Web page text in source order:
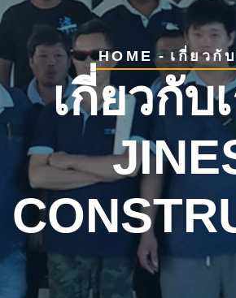
HOME เกี่ยวกับ
เกี่ยวกับ